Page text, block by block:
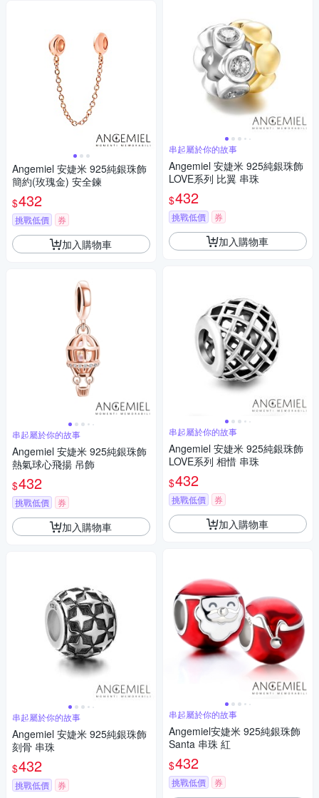
Angemiel 安婕米 925純銀珠飾
簡約(玫瑰金) 安全鍊
$432
挑戰低價 券
加入購物車
串起屬於你的故事
Angemiel 安婕米 925純銀珠飾
熱氣球心飛揚 吊飾
$432
挑戰低價 券
加入購物車
串起屬於你的故事
Angemiel 安婕米 925純銀珠飾
刻骨 串珠
$432
挑戰低價 券
串起屬於你的故事
Angemiel 安婕米 925純銀珠飾
LOVE系列 比翼 串珠
$432
挑戰低價 券
加入購物車
串起屬於你的故事
Angemiel 安婕米 925純銀珠飾
LOVE系列 相惜 串珠
$432
挑戰低價 券
加入購物車
串起屬於你的故事
Angemiel安婕米 925純銀珠飾
Santa 串珠 紅
$432
挑戰低價 券